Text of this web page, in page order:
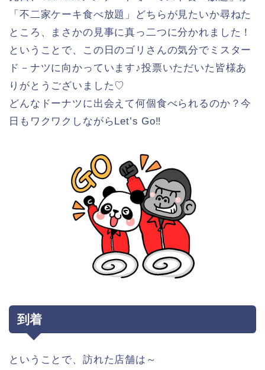
「不二家ケーキ食べ放題」どちらが見たいか尋ねた
ところ、まさかの見事に真っ二つに分かれました！
ということで、この日のゴリさんの気分でミスター
ド－ナツに向かっています♪投票いただいた皆様あ
りがとうございました♡
どんなドーナツに出会えて何個食べられるのか？今
日もワクワクしながらLet’s Go‼